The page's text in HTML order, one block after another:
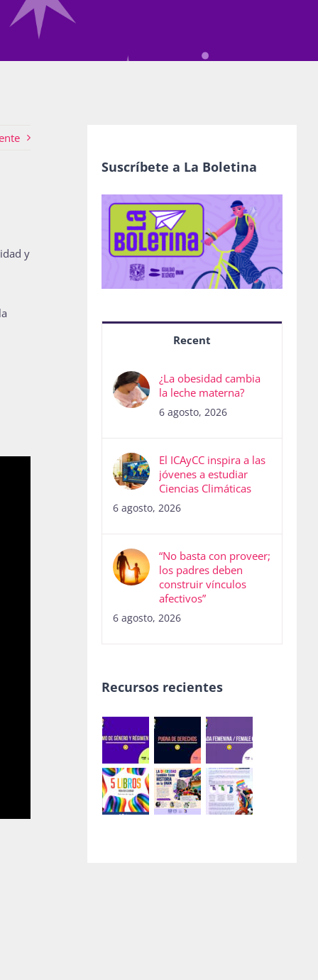
y
Suscríbete a La Boletina
Recent
¿La obesidad cambia
la leche materna?
6 agosto, 2026
El ICAyCC inspira a las
jóvenes a estudiar
Ciencias Climáticas
6 agosto, 2026
“No basta con proveer;
los padres deben
construir vínculos
afectivos”
6 agosto, 2026
Recursos recientes